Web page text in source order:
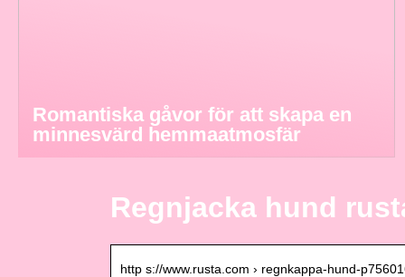
Romantiska gåvor för att skapa en
minnesvärd hemmaatmosfär
Regnjacka hund
http s://www.rusta.com › regnkappa-hund-